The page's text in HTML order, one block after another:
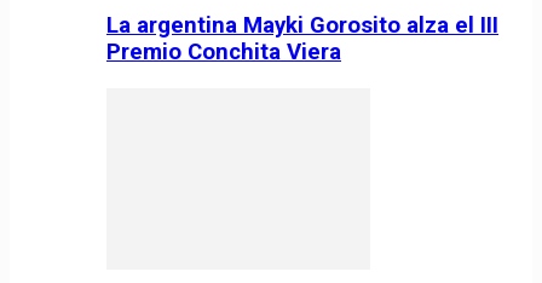
La argentina Mayki Gorosito alza el III
Premio Conchita Viera